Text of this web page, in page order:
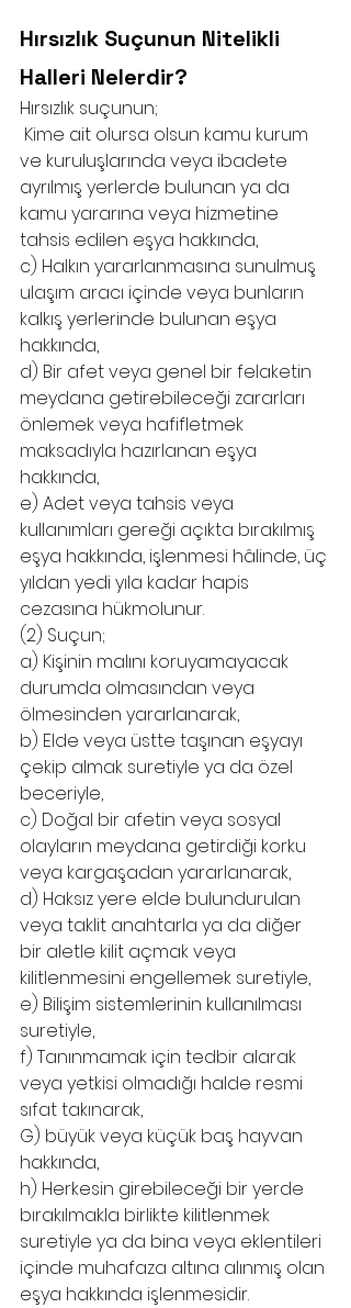
Hırsızlık Suçunun Nitelikli
Halleri Nelerdir?
Hırsızlık suçunun;
ve kuruluşlarında veya ibadete
ayrılmış yerlerde bulunan ya da
kamu yararına veya hizmetine
tahsis edilen eşya hakkında,
c) Halkın yararlanmasına sunulmuş
ulaşım aracı içinde veya bunların
kalkış yerlerinde bulunan eşya
hakkında,
d) Bir afet veya genel bir felaketin
meydana getirebileceği zararları
önlemek veya hafifletmek
maksadıyla hazırlanan eşya
hakkında,
e) Adet veya tahsis veya
kullanımları gereği açıkta bırakılmış
eşya hakkında, işlenmesi hâlinde, üç
yıldan yedi yıla kadar hapis
cezasına hükmolunur.
(2) Suçun;
a) Kişinin malını koruyamayacak
durumda olmasından veya
ölmesinden yararlanarak,
b) Elde veya üstte taşınan eşyayı
çekip almak suretiyle ya da özel
beceriyle,
c) Doğal bir afetin veya sosyal
olayların meydana getirdiği korku
veya kargaşadan yararlanarak,
d) Haksız yere elde bulundurulan
veya taklit anahtarla ya da diğer
bir aletle kilit açmak veya
kilitlenmesini engellemek suretiyle,
e) Bilişim sistemlerinin kullanılması
suretiyle,
f) Tanınmamak için tedbir alarak
veya yetkisi olmadığı halde resmi
sıfat takınarak,
G) büyük veya küçük baş hayvan
hakkında,
h) Herkesin girebileceği bir yerde
bırakılmakla birlikte kilitlenmek
suretiyle ya da bina veya eklentileri
içinde muhafaza altına alınmış olan
eşya hakkında işlenmesidir.